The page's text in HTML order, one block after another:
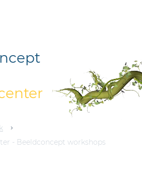
- Beeldconcept workshops